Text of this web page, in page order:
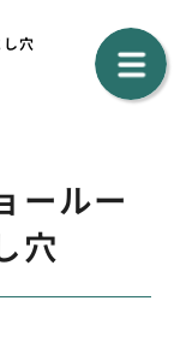
穴
ールー
穴